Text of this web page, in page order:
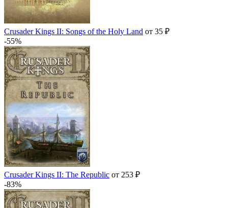
Crusader Kings II: Songs of the Holy Land от 35 ₽
-55%
Crusader Kings II: The Republic от 253 ₽
-83%